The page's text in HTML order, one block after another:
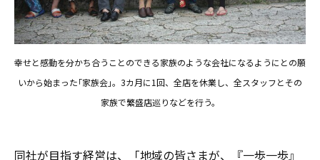
幸せと感動を分かち合うことのできる家族のような会社になるようにとの願
いから始まった｢家族会｣。3カ月に1回、全店を休業し、全スタッフとその
家族で繁盛店巡りなどを行う。
同社が目指す経営は、「地域の皆さまが、『一歩一歩』